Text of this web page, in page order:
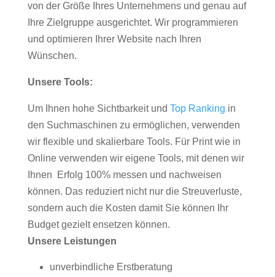
von der Größe Ihres Unternehmens und genau auf
Ihre Zielgruppe ausgerichtet. Wir programmieren
und optimieren Ihrer Website nach Ihren
Wünschen.
Unsere Tools:
Um Ihnen hohe Sichtbarkeit und Top Ranking in
den Suchmaschinen zu ermöglichen, verwenden
wir flexible und skalierbare Tools. Für Print wie in
Online verwenden wir eigene Tools, mit denen wir
Ihnen Erfolg 100% messen und nachweisen
können. Das reduziert nicht nur die Streuverluste,
sondern auch die Kosten damit Sie können Ihr
Budget gezielt ensetzen können.
Unsere Leistungen
unverbindliche Erstberatung